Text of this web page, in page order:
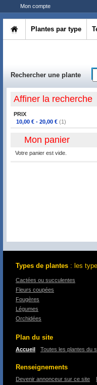
Mon compte
Plantes par type
Rechercher une plante
Affiner la recherche
PRIX
10,00 € - 20,00 € (1)
Mon panier
Votre panier est vide.
Types de plantes : les
Cactées ou succulentes
Fleurs coupées
Fougères
Légumes
Orchidées
Plan du site
Accueil Toutes les plantes du
Renseignements
Devenir annonceur sur ce site